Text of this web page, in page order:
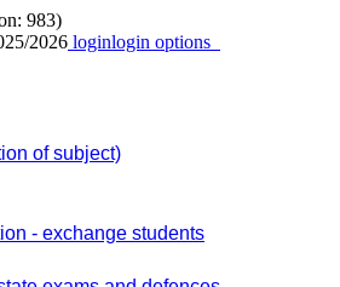
983)
2026 loginlogin options
of subject)
- exchange students